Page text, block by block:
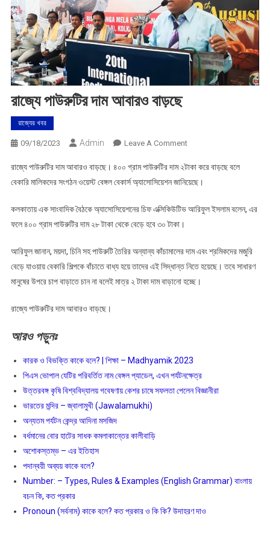
রাজ্যে পাউরুটির দাম আবারও বাড়ছে
রাজ্যের খবর
09/18/2023 Admin Leave A CommentOn
পাউরুটির
দাম
বাড়ছে
রাজ্যে পাউরুটির দাম আবারও বাড়ছে। ৪০০ গ্রাম পাউরুটির দাম ২টাকা করে বাড়ছে বলে
বেকারি মালিকদের সংগঠন ওয়েস্ট বেঙ্গল বেকার্স অ্যাসোসিয়েশন জানিয়েছে।
কলকাতায় এক সাংবাদিক বৈঠকে অ্যাসোসিয়েশনের চিফ এক্সিকিউটিভ আরিফুল ইসলাম বলেন, এর
ফলে ৪০০ গ্রাম পাউরুটির দাম ২৮ টাকা থেকে বেড়ে হবে ৩০ টাকা।
আরিফুল জানান, ময়দা, চিনি সহ পাউরুটি তৈরির অন্যান্য কাঁচামালের দাম এবং শ্রমিকদের মজুরি
বেড়ে যাওয়ায় বেকারি শিল্পকে বাঁচাতে বাধ্য হয়ে তাদের এই সিদ্ধান্ত নিতে হয়েছে। তবে সাধারণ
মানুষের উপরে চাপ বাড়াতে চান না বলেই মাত্র ২ টাকা দাম বাড়ানো হচ্ছে।
রাজ্যে পাউরুটির দাম আবারও বাড়ছে।
আরও পড়ুনঃ
কারক ও বিভক্তি কাকে বলে? | শিক্ষা – Madhyamik 2023
পিএস ভোপাল যেটির পরিবর্তিত নাম বেঙ্গল প্যাডেল, এখন পর্যটনক্ষেত্র
উত্তরবঙ্গ কৃষি বিশ্ববিদ্যালয় গবেষণায় কেশর চাষে সফলতা পেলেন বিজ্ঞানীরা
ভারতের মন্দির – জ্বালামুখী (Jawalamukhi)
অন্যতম পর্যটন কেন্দ্র আদিনা মসজিদ
বর্ধমানের বোর হাটের সাধক কমলাকান্তের কালীবাড়ি
অশােকস্তম্ভ – এর ইতিহাস
পদান্বয়ী অব্যয় কাকে বলে?
Number: – Types, Rules & Examples (English Grammar) বাংলায়
বচন কি, কত প্রকার
Pronoun (সর্বনাম) কাকে বলে? কত প্রকার ও কি কি? উদাহরণ দাও